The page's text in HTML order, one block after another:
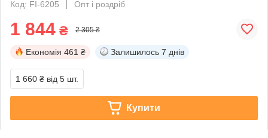
Код: FI-6205
Опт і роздріб
1 844 ₴ 2 305 ₴
Економія 461 ₴ Залишилось 7 днів
1 660 ₴ від 5 шт.
Купити